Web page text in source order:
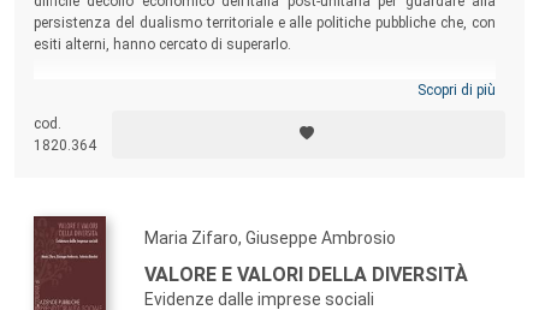
persistenza del dualismo territoriale e alle politiche pubbliche che, con
esiti alterni, hanno cercato di superarlo.
Scopri di più
cod.
1820.364
Maria Zifaro, Giuseppe Ambrosio
VALORE E VALORI DELLA DIVERSITÀ
Evidenze dalle imprese sociali